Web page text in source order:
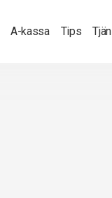
A-kassa Tips